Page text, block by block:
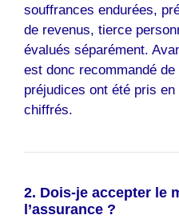
souffrances endurées,
de revenus, tierce
évalués séparément.
est donc recommandé
préjudices ont été pris
chiffrés.
2. Dois-je accepter le
l’assurance ?